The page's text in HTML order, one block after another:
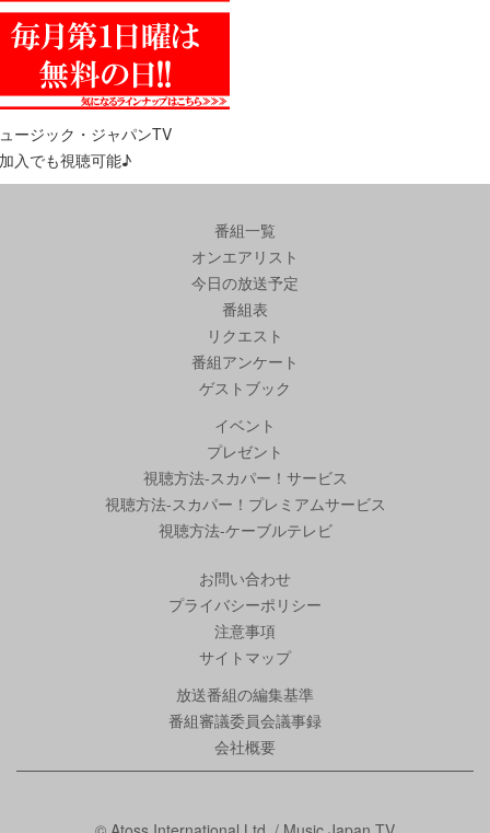
ージック・ジャパンTV
入でも視聴可能♪
番組一覧
オンエアリスト
今日の放送予定
番組表
リクエスト
番組アンケート
ゲストブック
イベント
プレゼント
視聴方法-スカパー！サービス
視聴方法-スカパー！プレミアムサービス
視聴方法-ケーブルテレビ
お問い合わせ
プライバシーポリシー
注意事項
サイトマップ
放送番組の編集基準
番組審議委員会議事録
会社概要